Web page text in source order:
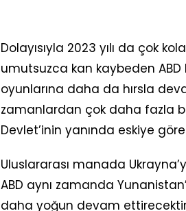
Dolayısıyla 2023 yılı da çok
umutsuzca kan kaybeden ABD
oyunlarına daha da hırsla
zamanlardan çok daha fazla
Devlet’inin yanında eskiye
Uluslararası manada
ABD aynı zamanda
daha yoğun devam